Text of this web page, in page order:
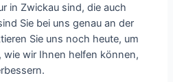
in Zwickau sind, die auch
Sie bei uns genau an der
Sie uns noch heute, um
wie wir Ihnen helfen können,